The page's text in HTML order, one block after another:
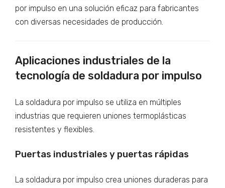
por impulso en una solución eficaz para fabricantes
con diversas necesidades de producción.
Aplicaciones industriales de la
tecnología de soldadura por impulso
La soldadura por impulso se utiliza en múltiples
industrias que requieren uniones termoplásticas
resistentes y flexibles.
Puertas industriales y puertas rápidas
La soldadura por impulso crea uniones duraderas para